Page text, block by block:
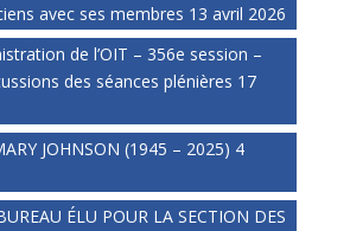
avec ses membres 13 avril 2026
de l’OIT – 356e session –
des séances plénières 17
JOHNSON (1945 – 2025) 4
ÉLU POUR LA SECTION DES